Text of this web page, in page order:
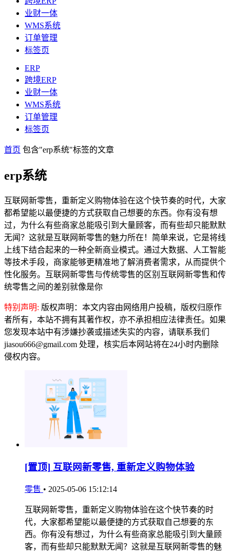
业财一体
WMS系统
订单管理
标签页
ERP
跨境ERP
业财一体
WMS系统
订单管理
标签页
首页 包含"erp系统"标签的文章
erp系统
互联网新零售，重新定义购物体验在这个快节奏的时代，大家
都希望能以最便捷的方式获取自己想要的东西。你有没有想
过，为什么有些商家总能吸引到大量顾客，而有些却只能默默
无闻？这就是互联网新零售的魅力所在！简单来说，它是将线
上线下结合起来的一种全新商业模式。通过大数据、人工智能
等技术手段，商家能够更精准地了解消费者需求，从而提供个
性化服务。互联网新零售与传统零售的区别互联网新零售和传
统零售之间的差别就像是你
特别声明: 版权声明：本文内容由网络用户投稿，版权归原作
者所有，本站不拥有其著作权，亦不承担相应法律责任。如果
您发现本站中有涉嫌抄袭或描述失实的内容，请联系我们
jiasou666@gmail.com 处理，核实后本网站将在24小时内删除
侵权内容。
[置顶] 互联网新零售, 重新定义购物体验
零售 • 2025-05-06 15:12:14
互联网新零售，重新定义购物体验在这个快节奏的时
代，大家都希望能以最便捷的方式获取自己想要的东
西。你有没有想过，为什么有些商家总能吸引到大量顾
客，而有些却只能默默无闻？这就是互联网新零售的魅